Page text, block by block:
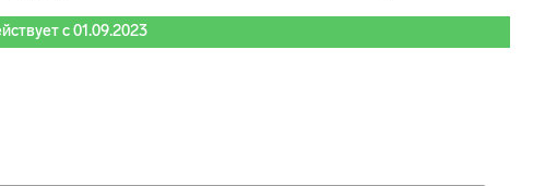
с 01.09.2023